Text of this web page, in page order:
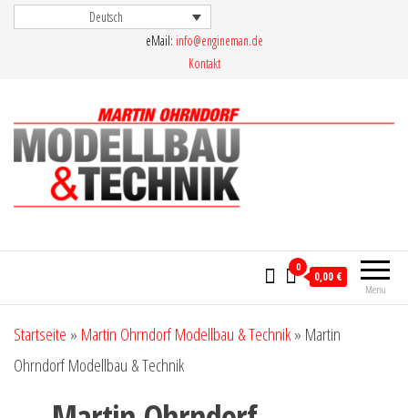
Deutsch
eMail: info@engineman.de
Kontakt
Menu
0
0,00 €
Startseite » Martin Ohrndorf Modellbau & Technik» Martin
Ohrndorf Modellbau & Technik